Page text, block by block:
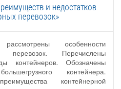
и недостатков
перевозок»
особенности
перевозок. Перечислены
контейнеров. Обозначены
контейнера.
контейнерной